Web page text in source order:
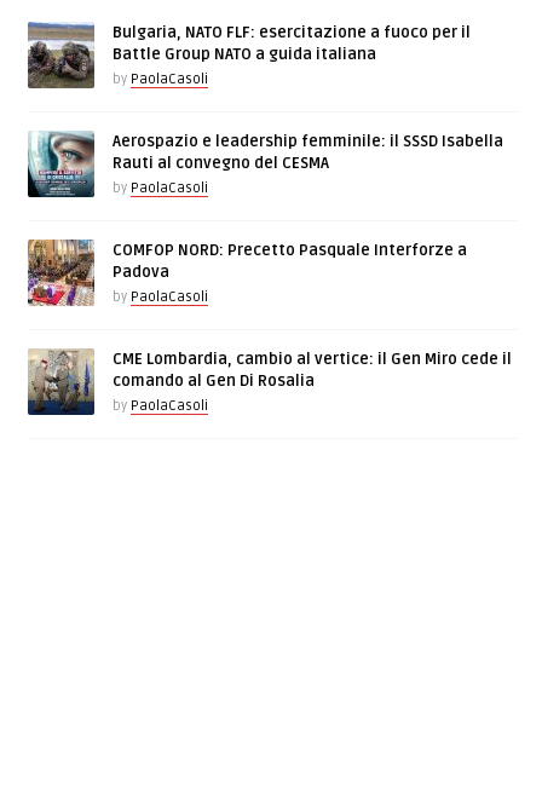
Bulgaria, NATO FLF: esercitazione a fuoco per il
Battle Group NATO a guida italiana
by PaolaCasoli
Aerospazio e leadership femminile: il SSSD Isabella
Rauti al convegno del CESMA
by PaolaCasoli
COMFOP NORD: Precetto Pasquale Interforze a
Padova
by PaolaCasoli
CME Lombardia, cambio al vertice: il Gen Miro cede il
comando al Gen Di Rosalia
by PaolaCasoli